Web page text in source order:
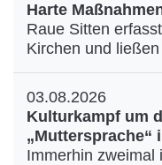
Harte
Raue Sitten
Kirchen und
03.08.2026
Kulturkampf um
„Muttersprache“
Immerhin zweimal